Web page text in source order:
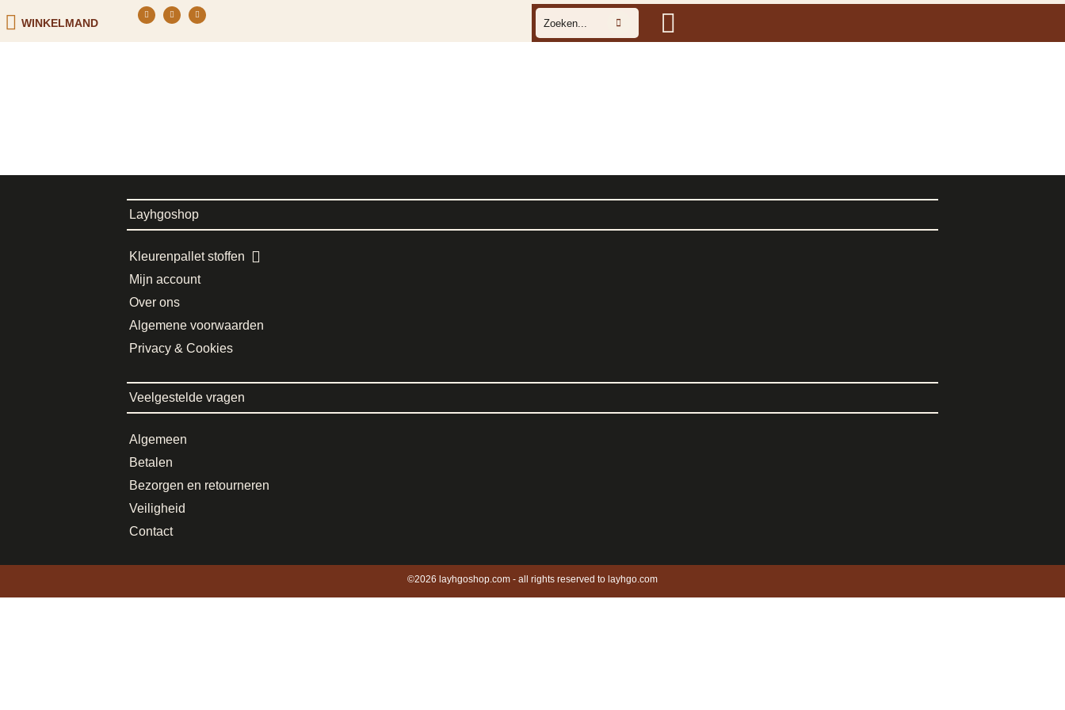
WINKELMAND
Layhgoshop
Kleurenpallet stoffen
Mijn account
Over ons
Algemene voorwaarden
Privacy & Cookies
Veelgestelde vragen
Algemeen
Betalen
Bezorgen en retourneren
Veiligheid
Contact
©2026 layhgoshop.com - all rights reserved to layhgo.com